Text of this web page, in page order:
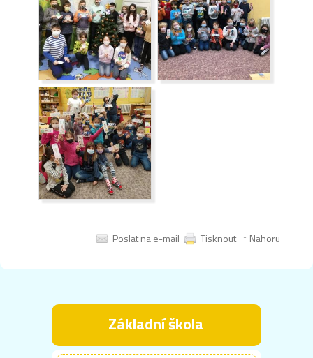
Poslat na e-mail Tisknout ↑ Nahoru
Základní škola